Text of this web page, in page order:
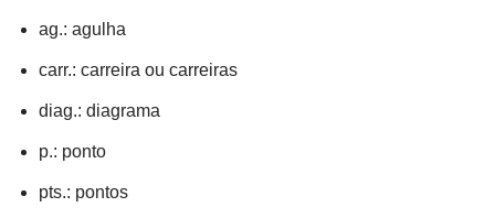
ag.: agulha
carr.: carreira ou carreiras
diag.: diagrama
p.: ponto
pts.: pontos